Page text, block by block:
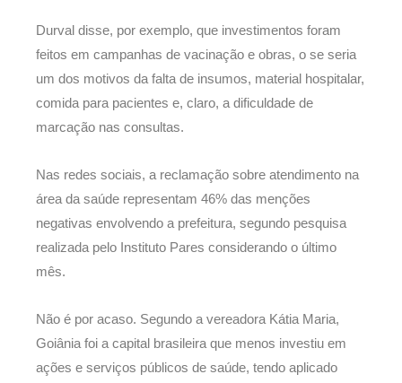
Durval disse, por exemplo, que investimentos foram
feitos em campanhas de vacinação e obras, o se seria
um dos motivos da falta de insumos, material hospitalar,
comida para pacientes e, claro, a dificuldade de
marcação nas consultas.
Nas redes sociais, a reclamação sobre atendimento na
área da saúde representam 46% das menções
negativas envolvendo a prefeitura, segundo pesquisa
realizada pelo Instituto Pares considerando o último
mês.
Não é por acaso. Segundo a vereadora Kátia Maria,
Goiânia foi a capital brasileira que menos investiu em
ações e serviços públicos de saúde, tendo aplicado